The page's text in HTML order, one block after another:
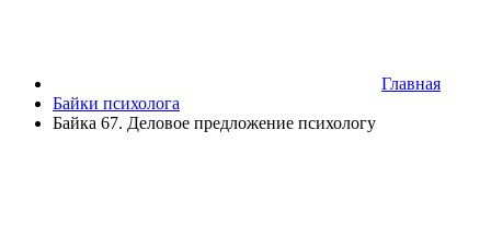
Главная
Байки психолога
Байка 67. Деловое предложение психологу